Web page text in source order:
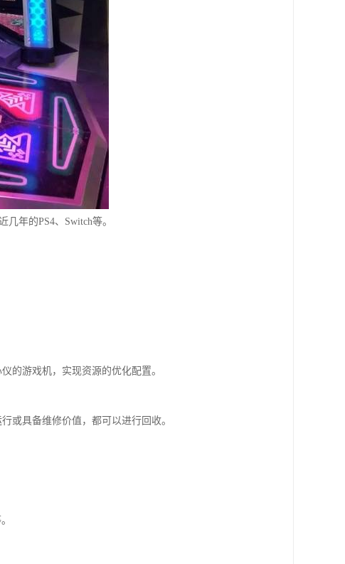
年的PS4、Switch等。
的游戏机，实现资源的优化配置。
或具备维修价值，都可以进行回收。